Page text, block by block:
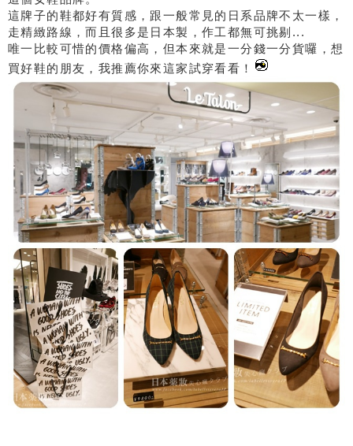
這牌子的鞋都好有質感，跟一般常見的日系品牌不太一樣，
走精緻路線，而且很多是日本製，作工都無可挑剔...
唯一比較可惜的價格偏高，但本來就是一分錢一分貨囉，想
買好鞋的朋友，我推薦你來這家試穿看看！